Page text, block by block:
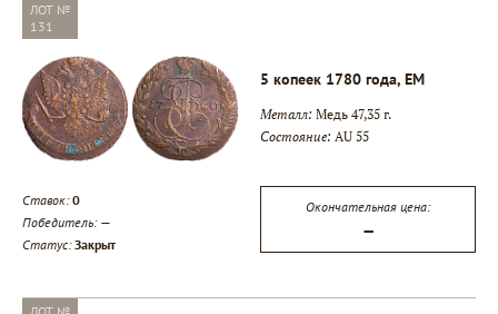
ЛОТ №
131
5 копеек 1780 года, ЕМ
Металл: Медь 47,35 г.
Состояние: AU 55
Ставок:0
Победитель: —
Статус:Закрыт
Окончательная цена:
—